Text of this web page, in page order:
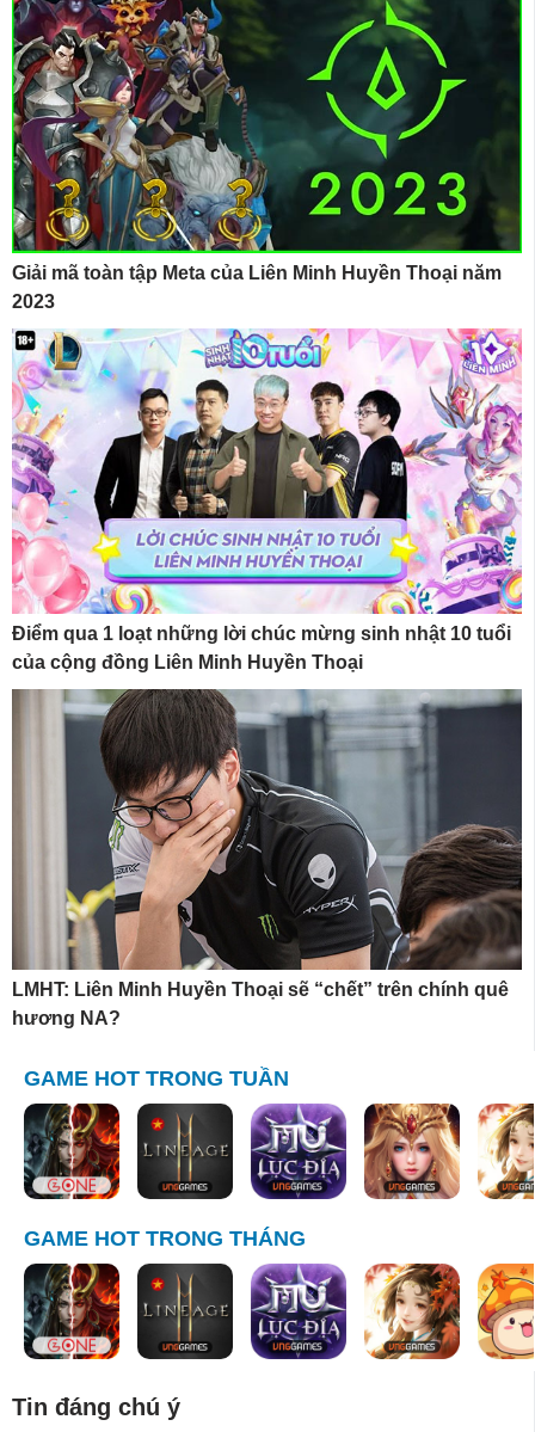
Giải mã toàn tập Meta của Liên Minh Huyền Thoại năm
2023
Điểm qua 1 loạt những lời chúc mừng sinh nhật 10 tuổi
của cộng đồng Liên Minh Huyền Thoại
LMHT: Liên Minh Huyền Thoại sẽ “chết” trên chính quê
hương NA?
GAME HOT TRONG TUẦN
GAME HOT TRONG THÁNG
Tin đáng chú ý